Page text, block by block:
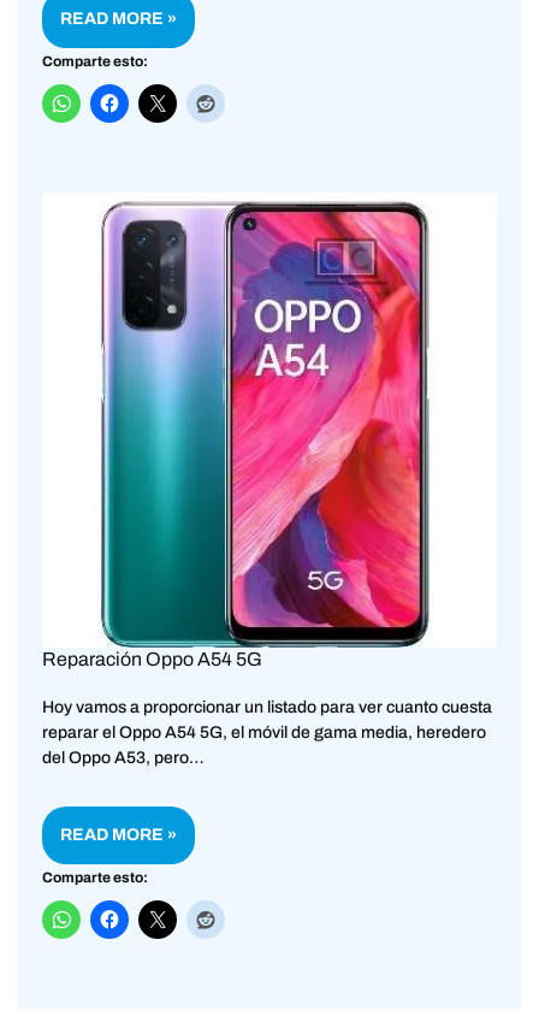
READ MORE »
Comparte esto:
Reparación Oppo A54 5G
Hoy vamos a proporcionar un listado para ver cuanto cuesta
reparar el Oppo A54 5G, el móvil de gama media, heredero
del Oppo A53, pero…
READ MORE »
Comparte esto: